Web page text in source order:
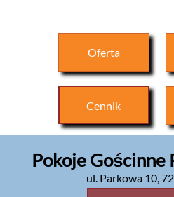
Oferta
Cennik
Pokoje Gościnne
ul. Parkowa 10,